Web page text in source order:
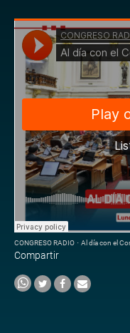
CONGRESO RADIO · Al día con el
Compartir